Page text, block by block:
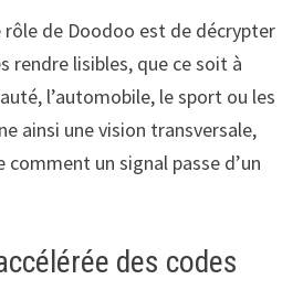
rôle de Doodoo est de décrypter
rendre lisibles, que ce soit à
l’automobile, le sport ou les
ainsi une vision transversale,
un signal passe d’un
des codes